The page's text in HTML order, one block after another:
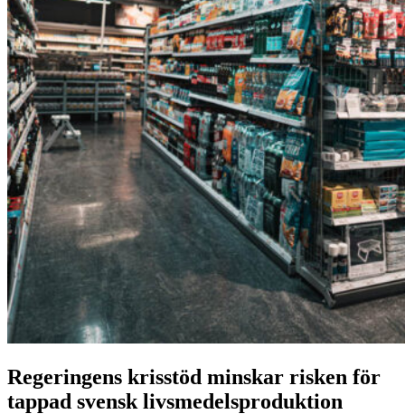
Regeringens krisstöd minskar risken för
tappad svensk livsmedelsproduktion